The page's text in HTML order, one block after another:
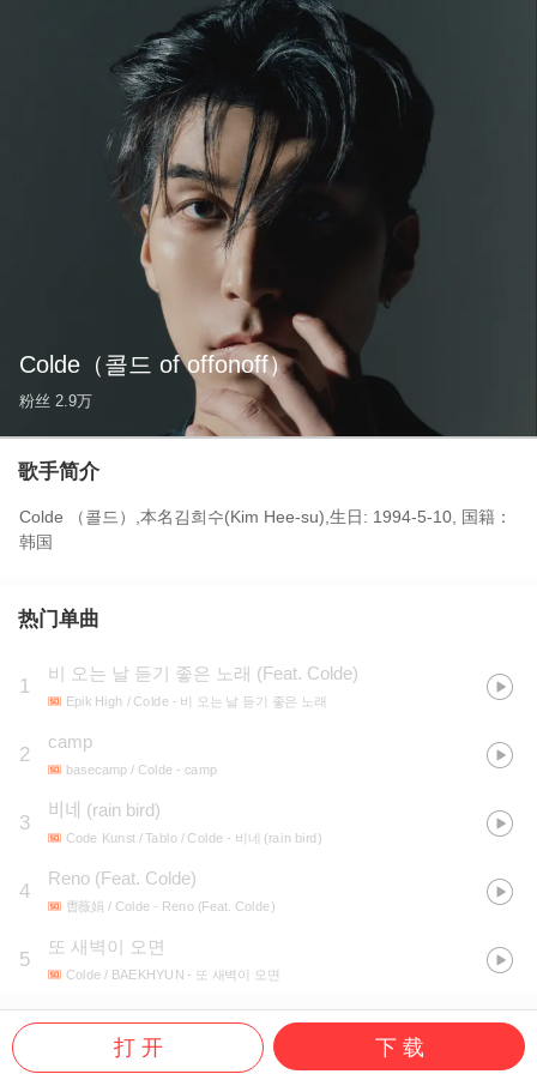
Colde （콜드 of offonoff）
粉丝 2.9万
歌手简介
Colde （콜드）,本名김희수(Kim Hee-su),生日: 1994-5-10, 国籍：
韩国
热门单曲
1
비 오는 날 듣기 좋은 노래 (Feat. Colde)
Epik High / Colde - 비 오는 날 듣기 좋은 노래
2
camp
basecamp / Colde - camp
3
비네 (rain bird)
Code Kunst / Tablo / Colde - 비네 (rain bird)
4
Reno (Feat. Colde)
曺薇娟 / Colde - Reno (Feat. Colde)
5
또 새벽이 오면
Colde / BAEKHYUN - 또 새벽이 오면
打 开 下 载